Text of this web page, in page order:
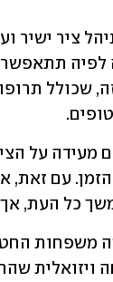
כל העת,